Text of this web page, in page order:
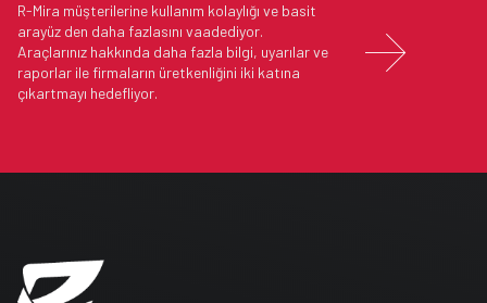
R-Mira müşterilerine kullanım kolaylığı ve basit
arayüz den daha fazlasını vaadediyor.
Araçlarınız hakkında daha fazla bilgi, uyarılar ve
raporlar ile firmaların üretkenliğini iki katına
çıkartmayı hedefliyor.
